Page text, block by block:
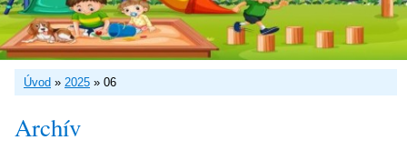
Úvod » 2025 » 06
Archív